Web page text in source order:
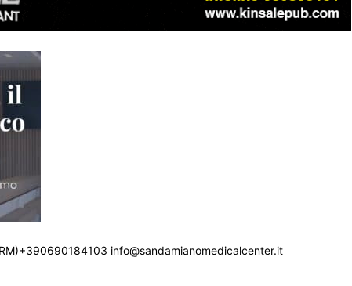
info@sandamianomedicalcenter.it